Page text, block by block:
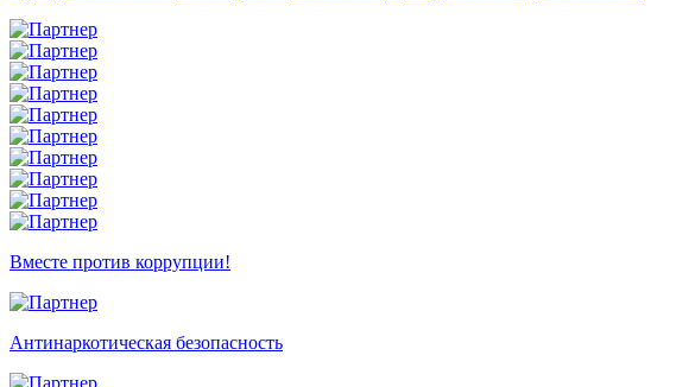
Вместе против коррупции!
Антинаркотическая безопасность